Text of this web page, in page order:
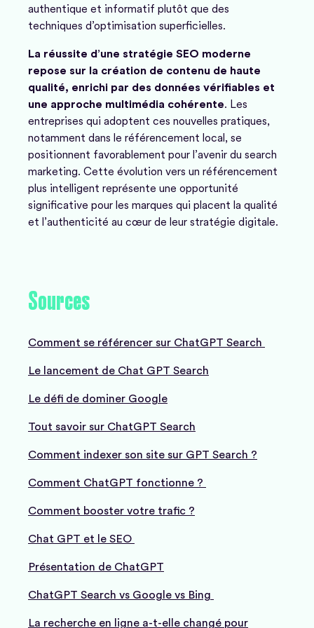
authentique et informatif plutôt que des
techniques d’optimisation superficielles.
La réussite d’une stratégie SEO moderne
repose sur la création de contenu de haute
qualité, enrichi par des données vérifiables et
une approche multimédia cohérente. Les
entreprises qui adoptent ces nouvelles pratiques,
notamment dans le référencement local, se
positionnent favorablement pour l’avenir du search
marketing. Cette évolution vers un référencement
plus intelligent représente une opportunité
significative pour les marques qui placent la qualité
et l’authenticité au cœur de leur stratégie digitale.
Sources
Comment se référencer sur ChatGPT Search
Le lancement de Chat GPT Search
Le défi de dominer Google
Tout savoir sur ChatGPT Search
Comment indexer son site sur GPT Search ?
Comment ChatGPT fonctionne ?
Comment booster votre trafic ?
Chat GPT et le SEO
Présentation de ChatGPT
ChatGPT Search vs Google vs Bing
La recherche en ligne a-t-elle changé pour